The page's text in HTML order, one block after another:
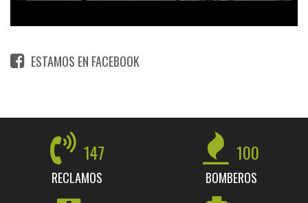
ESTAMOS EN FACEBOOK
147
RECLAMOS
100
BOMBEROS